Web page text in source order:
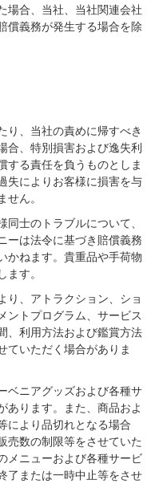
場合、当社、当社関連会社
償義務が発生する場合を除
り、当社の責めに帰すべき
合、特別損害および逸失利
する責任を負うものとしま
失によりお客様に損害を与
ん。
士のトラブルについて、
ーは法令に基づき賠償義務
かねます。貴重品や手荷物
す。
り、アトラクション、ショ
ントプログラム、サービス
、利用方法および鑑賞方法
ていただく場合がありま
ベニアグッズおよび各種サ
あります。また、商品およ
により品切れとなる場合
売数の制限等をさせていた
メニューおよび各種サービ
了または一時中止等をさせ